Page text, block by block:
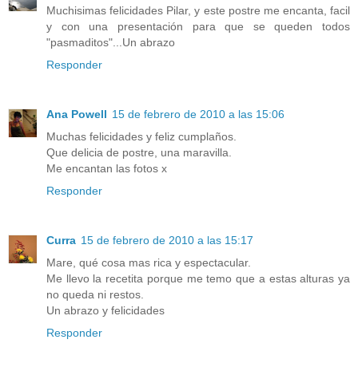
Muchisimas felicidades Pilar, y este postre me encanta, facil
y con una presentación para que se queden todos
"pasmaditos"...Un abrazo
Responder
Ana Powell 15 de febrero de 2010 a las 15:06
Muchas felicidades y feliz cumplaños.
Que delicia de postre, una maravilla.
Me encantan las fotos x
Responder
Curra 15 de febrero de 2010 a las 15:17
Mare, qué cosa mas rica y espectacular.
Me llevo la recetita porque me temo que a estas alturas ya
no queda ni restos.
Un abrazo y felicidades
Responder